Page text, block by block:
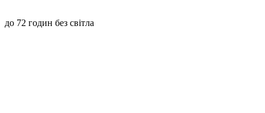
до 72 годин без світла